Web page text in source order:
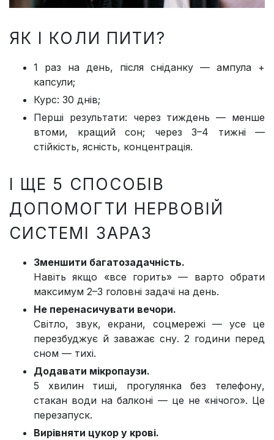
ЯК І КОЛИ ПИТИ?
1 раз на день, після сніданку — ампула +
капсули;
Курс: 30 днів;
Перші результати: через тиждень — менше
втоми, кращий сон; через 3–4 тижні —
стійкість, ясність, концентрація.
І ЩЕ 5 СПОСОБІВ
ДОПОМОГТИ НЕРВОВІЙ
СИСТЕМІ ЗАРАЗ
Зменшити багатозадачність.
Навіть якщо «все горить» — варто обрати
максимум 2–3 головні задачі на день.
Не перенасичувати вечори.
Світло, звук, екрани, соцмережі — усе це
перезбуджує й заважає сну. 2 години перед
сном — тихі.
Додавати мікропаузи.
5 хвилин тиші, прогулянка без телефону,
стакан води на балконі — це не «нічого». Це
перезапуск.
Вирівняти цукор у крові.